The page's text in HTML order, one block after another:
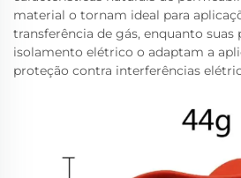
material o tornam ideal para
transferência de gás, enquanto suas
isolamento elétrico o adaptam a
proteção contra interferências